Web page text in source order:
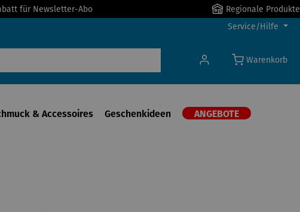
für Newsletter-Abo
Regionale Produkte
Service/Hilfe
Warenkorb
& Accessoires Geschenkideen ANGEBOTE